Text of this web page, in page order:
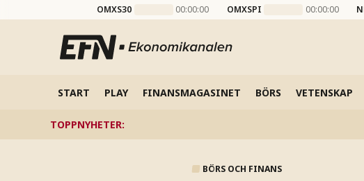
OMXS30 00:00:00 OMXSPI 00:00:00
START PLAY FINANSMAGASINET BÖRS VETENSKAP
TOPPNYHETER:
BÖRS OCH FINANS